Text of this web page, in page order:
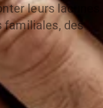
leurs lacunes
familiales, des